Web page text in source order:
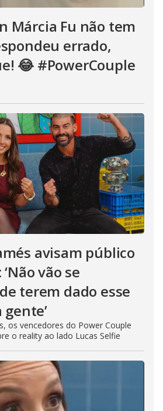
Márcia Fu não tem
errado,
😂 #PowerCouple
avisam público
vão se
terem dado esse
os vencedores do Power Couple
o reality ao lado Lucas Selfie